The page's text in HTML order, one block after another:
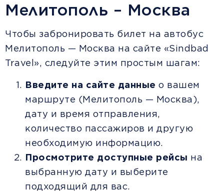
Мелитополь – Москва
Чтобы забронировать билет на автобус
Мелитополь — Москва на сайте «Sindbad
Travel», следуйте этим простым шагам:
Введите на сайте данные о вашем
маршруте (Мелитополь — Москва),
дату и время отправления,
количество пассажиров и другую
необходимую информацию.
Просмотрите доступные рейсы на
выбранную дату и выберите
подходящий для вас.